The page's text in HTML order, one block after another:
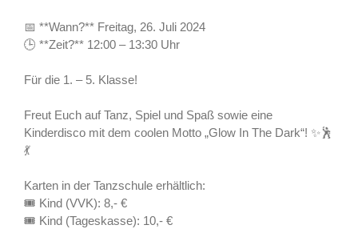
📅 **Wann?** Freitag, 26. Juli 2024
🕒 **Zeit?** 12:00 – 13:30 Uhr
Für die 1. – 5. Klasse!
Freut Euch auf Tanz, Spiel und Spaß sowie eine
Kinderdisco mit dem coolen Motto „Glow In The Dark“! ✨🕺
💃
Karten in der Tanzschule erhältlich:
🎟️ Kind (VVK): 8,- €
🎟️ Kind (Tageskasse): 10,- €